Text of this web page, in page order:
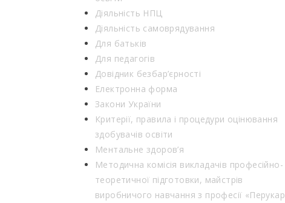
Діяльність НПЦ
Діяльність самоврядування
Для батьків
Для педагогів
Довідник безбар’єрності
Електронна форма
Закони України
Критерії, правила і процедури оцінювання
здобувачів освіти
Ментальне здоров’я
Методична комісія викладачів професійно-
теоретичної підготовки, майстрів
виробничого навчання з професії «Перукар